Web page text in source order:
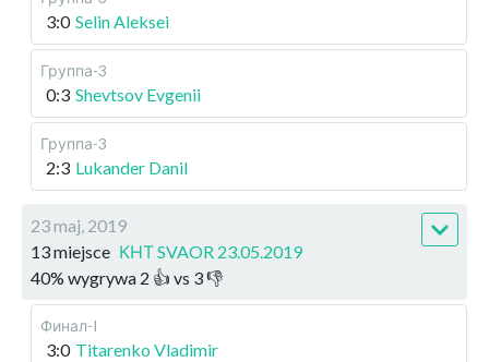
3:0 Selin Aleksei
Группа-3
0:3 Shevtsov Evgenii
Группа-3
2:3 Lukander Danil
23 maj, 2019
13 miejsce КНТ SVAOR 23.05.2019
40% wygrywa 2 👍 vs 3👎
Финал-I
3:0 Titarenko Vladimir